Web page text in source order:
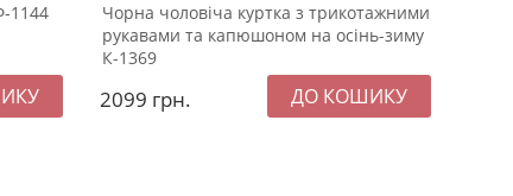
1144
Чорна чоловіча куртка з трикотажними
рукавами та капюшоном на осінь-зиму
К-1369
2099 грн.